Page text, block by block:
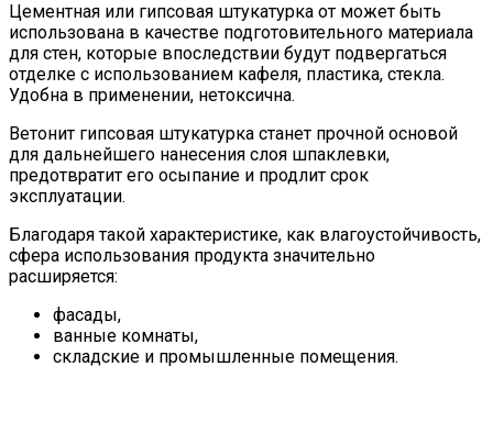
Цементная или гипсовая штукатурка от может быть
использована в качестве подготовительного материала
для стен, которые впоследствии будут подвергаться
отделке с использованием кафеля, пластика, стекла.
Удобна в применении, нетоксична.
Ветонит гипсовая штукатурка станет прочной основой
для дальнейшего нанесения слоя шпаклевки,
предотвратит его осыпание и продлит срок
эксплуатации.
Благодаря такой характеристике, как влагоустойчивость,
сфера использования продукта значительно
расширяется:
фасады,
ванные комнаты,
складские и промышленные помещения.